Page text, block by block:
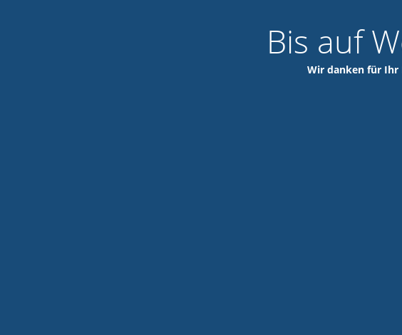
Bis auf
Wir danken für Ihr